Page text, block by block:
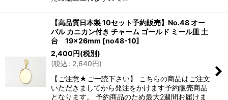
【高品質日本製 10セット予約販売】No.48 オー
バル カニカン付き チャーム ゴールド ミール皿 土
台 19×26mm [no48-10]
2,400円(税別)
(税込: 2,640円)
【ご注意★ご一読下さい】 こちらの商品はご注文
いただきましてから発注をかけます予約販売商品
となります。 予約商品のため最大2週間お届けま